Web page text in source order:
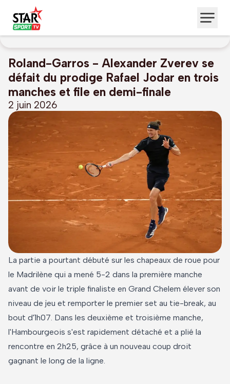
Roland-Garros - Alexander Zverev se
défait du prodige Rafael Jodar en trois
manches et file en demi-finale
2 juin 2026
La partie a pourtant débuté sur les chapeaux de roue pour
le Madrilène qui a mené 5-2 dans la première manche
avant de voir le triple finaliste en Grand Chelem élever son
niveau de jeu et remporter le premier set au tie-break, au
bout d'1h07. Dans les deuxième et troisième manche,
l'Hambourgeois s'est rapidement détaché et a plié la
rencontre en 2h25, grâce à un nouveau coup droit
gagnant le long de la ligne.